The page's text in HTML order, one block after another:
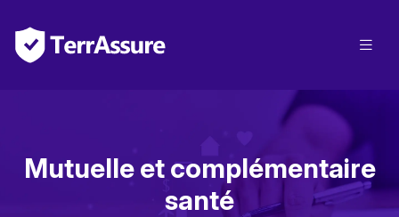
Mutuelle et complémentaire
santé